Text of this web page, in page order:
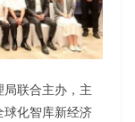
联合主办，主
化智库新经济